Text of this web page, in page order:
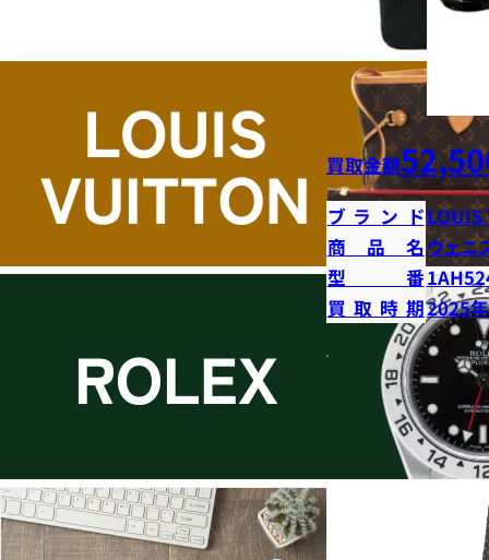
買取金額
ブランドLOUIS
商品名 ヴェニ
型番
買取時期2025